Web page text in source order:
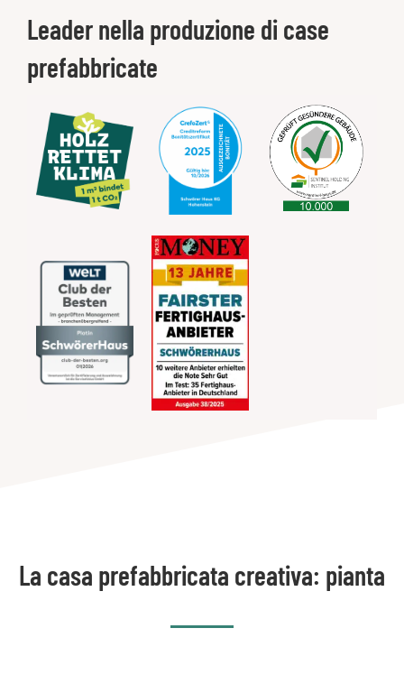
Leader nella produzione di case
prefabbricate
La casa prefabbricata creativa: pianta